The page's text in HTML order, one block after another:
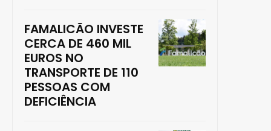
FAMALICÃO INVESTE
CERCA DE 460 MIL
EUROS NO
TRANSPORTE DE 110
PESSOAS COM
DEFICIÊNCIA